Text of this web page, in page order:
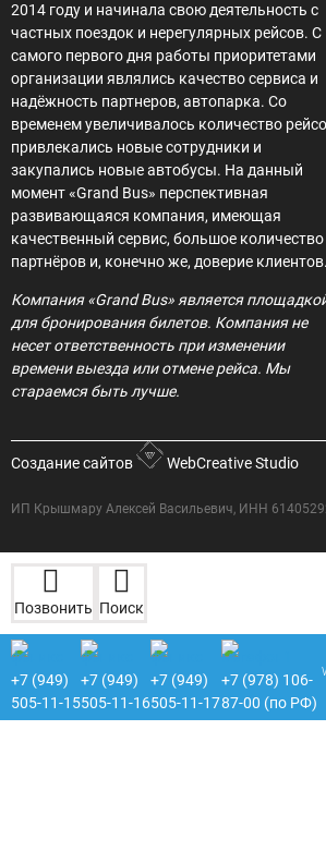
2014 году и начинала свою деятельность с
частных поездок и нерегулярных рейсов. С
самого первого дня работы приоритетами
организации являлись качество сервиса и
надёжность партнеров, автопарка. Со
временем увеличивалось количество
привлекались новые сотрудники и
закупались новые автобусы. На данный
момент «Grand Bus» перспективная
развивающаяся компания, имеющая
качественный сервис, большое количество
партнёров и, конечно же, доверие клиентов.
Компания «Grand Bus» является
для бронирования билетов. Компания не
несет ответственность при изменении
времени выезда или отмене рейса. Мы
стараемся быть лучше.
Создание сайтов WebCreative Studio
ИП Крышмару Алексей Васильевич, ИНН
Позвонить Поиск
+7 (949)
505-11-15
+7 (949)
505-11-16
+7 (949)
505-11-17
+7 (978) 106-
87-00 (по РФ)